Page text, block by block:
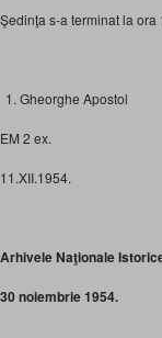
Şedinţa s-a terminat la ora
Gheorghe Apostol
EM 2 ex.
11.XII.1954.
Arhivele Naţionale
30 noiembrie 1954.